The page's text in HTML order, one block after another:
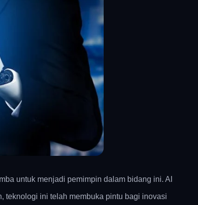
untuk menjadi pemimpin dalam bidang ini. AI
teknologi ini telah membuka pintu bagi inovasi